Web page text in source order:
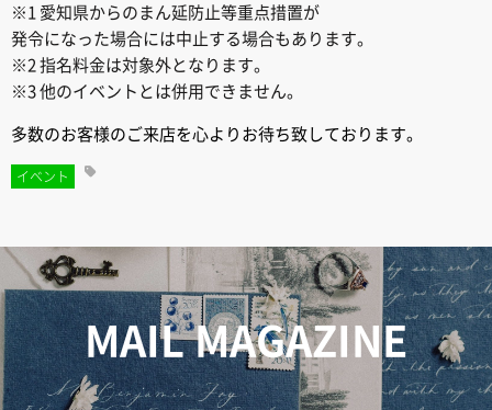
※1 愛知県からのまん延防止等重点措置が
発令になった場合には中止する場合もあります。
※2 指名料金は対象外となります。
※3 他のイベントとは併用できません。
多数のお客様のご来店を心よりお待ち致しております。
イベント
MAIL MAGAZINE